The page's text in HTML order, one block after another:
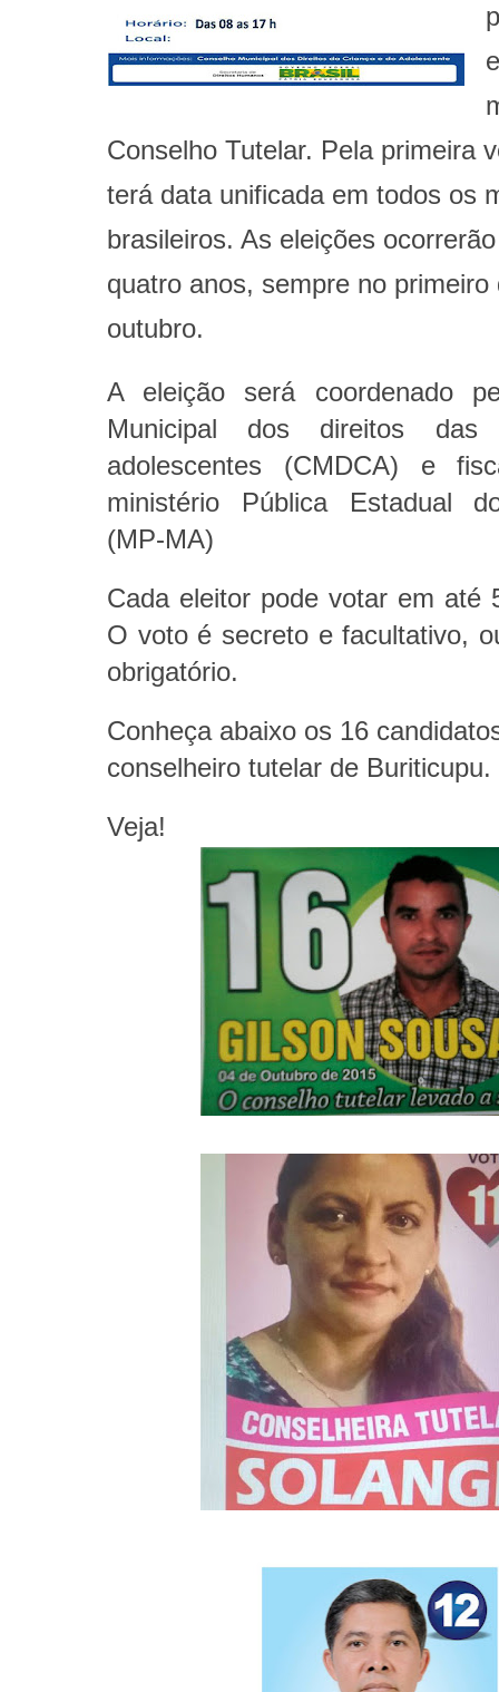
Conselho Tutelar. Pela primeira
terá data unificada em todos os
brasileiros. As eleições
quatro anos, sempre no primeiro
outubro.
A eleição será coordenado
Municipal dos direitos
adolescentes (CMDCA) e
ministério Pública Estadual
(MP-MA)
Cada eleitor pode votar em até
O voto é secreto e facultativo,
obrigatório.
Conheça abaixo os 16
conselheiro tutelar de Buriticupu.
Veja!